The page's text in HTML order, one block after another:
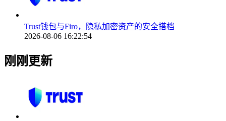
Trust钱包与Firo，隐私加密资产的安全搭档
2026-08-06 16:22:54
刚刚更新